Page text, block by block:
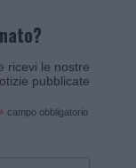
ricevi le nostre
pubblicate
campo obbligatorio